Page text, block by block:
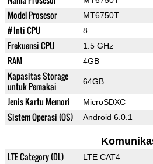
Model Prosesor MT6750T
# Inti CPU 8
Frekuensi CPU 1.5 GHz
RAM 4GB
Kapasitas Storage
untuk Pemakai
64GB
Jenis Kartu Memori MicroSDXC
Sistem Operasi (OS) Android 6.0.1
LTE Category (DL) LTE CAT4